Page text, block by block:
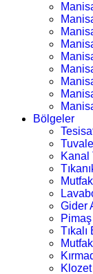
Bölgeler
Kanal
Gider
Klozet